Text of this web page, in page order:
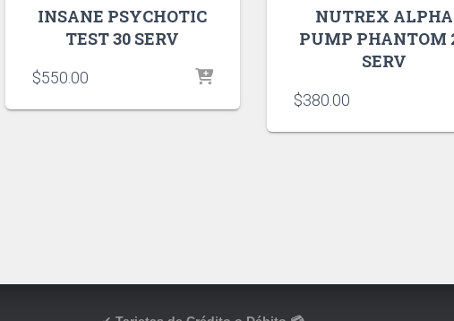
INSANE PSYCHOTIC
TEST 30 SERV
$550.00
NUTREX ALPHA
PUMP PHANTOM
SERV
$380.00